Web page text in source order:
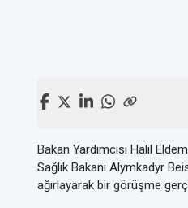
Bakan Yardımcısı Halil
Sağlık Bakanı Alymkadyr
ağırlayarak bir görüşme